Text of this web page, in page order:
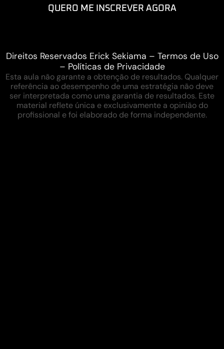
QUERO ME INSCREVER AGORA
Direitos Reservados Erick Sekiama – Termos de Uso
– Políticas de Privacidade
Esta aula não garante a obtenção de resultados. Qualquer
referência ao desempenho de uma estratégia não deve
ser interpretada como uma garantia de resultados. Este
material reflete única e exclusivamente a opinião do
profissional e foi elaborado de forma independente.